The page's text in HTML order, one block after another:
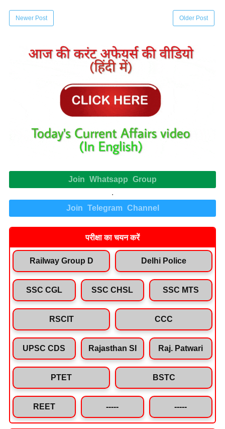
Newer Post Older Post
Join Whatsapp Group
.
Join Telegram Channel
परीक्षा का चयन करें
Railway Group D Delhi Police
SSC CGL SSC CHSL SSC MTS
RSCIT CCC
UPSC CDS Rajasthan SI Raj. Patwari
PTET BSTC
REET ----- -----